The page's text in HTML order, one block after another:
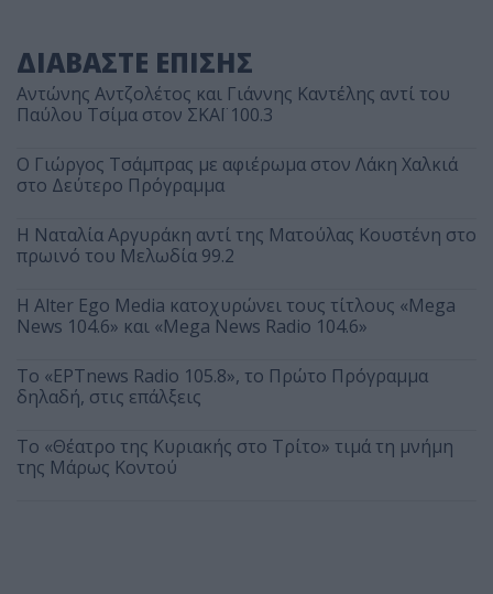
ΔΙΑΒΑΣΤΕ ΕΠΙΣΗΣ
Αντώνης Αντζολέτος και Γιάννης Καντέλης αντί του
Παύλου Τσίμα στον ΣΚΑΪ 100.3
O Γιώργος Τσάμπρας με αφιέρωμα στον Λάκη Χαλκιά
στο Δεύτερο Πρόγραμμα
Η Ναταλία Αργυράκη αντί της Ματούλας Κουστένη στο
πρωινό του Μελωδία 99.2
Η Alter Ego Media κατοχυρώνει τους τίτλους «Mega
News 104.6» και «Mega News Radio 104.6»
Το «ΕΡΤnews Radio 105.8», το Πρώτο Πρόγραμμα
δηλαδή, στις επάλξεις
Το «Θέατρο της Κυριακής στο Τρίτο» τιμά τη μνήμη
της Μάρως Κοντού